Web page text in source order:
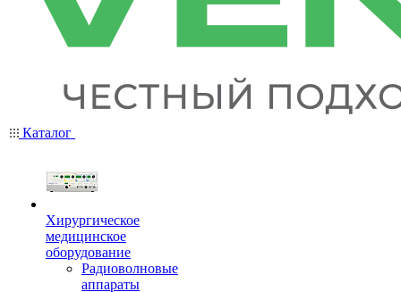
Каталог
Хирургическое
медицинское
оборудование
Радиоволновые
аппараты